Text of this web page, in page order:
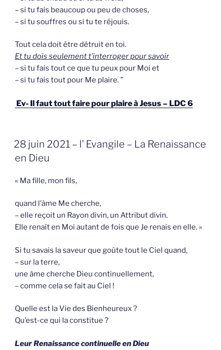
– si tu fais beaucoup ou peu de choses,
– si tu souffres ou si tu te réjouis.
Tout cela doit être détruit en toi.
Et tu dois seulement t’interroger pour savoir
– si tu fais tout ce que tu peux pour Moi et
– si tu fais tout pour Me plaire. ”
Ev- Il faut tout faire pour plaire à Jesus – LDC 6
GEPLAATST
OP
28 juin 2021 – l’ Evangile – La Renaissance
en Dieu
« Ma fille, mon fils,
quand l’âme Me cherche,
– elle reçoit un Rayon divin, un Attribut divin.
Elle renaît en Moi autant de fois que Je renais en elle. »
Si tu savais la saveur que goûte tout le Ciel quand,
– sur la terre,
une âme cherche Dieu continuellement,
– comme cela se fait au Ciel !
Quelle est la Vie des Bienheureux ?
Qu’est-ce qui la constitue ?
Leur Renaissance continuelle en Dieu